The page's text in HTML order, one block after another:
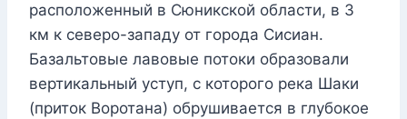
расположенный в Сюникской области, в 3
км к северо-западу от города Сисиан.
Базальтовые лавовые потоки образовали
вертикальный уступ, с которого река Шаки
(приток Воротана) обрушивается в глубокое